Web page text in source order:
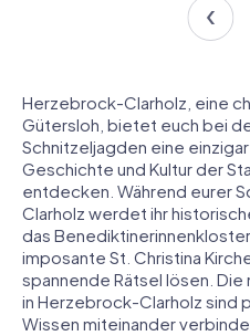
Herzebrock-Clarholz, eine
Gütersloh, bietet euch bei
Schnitzeljagden eine
Geschichte und Kultur der
entdecken. Während eurer
Clarholz werdet ihr
das
imposante St. Christina
spannende Rätsel lösen.
in Herzebrock-Clarholz sind
Wissen miteinander